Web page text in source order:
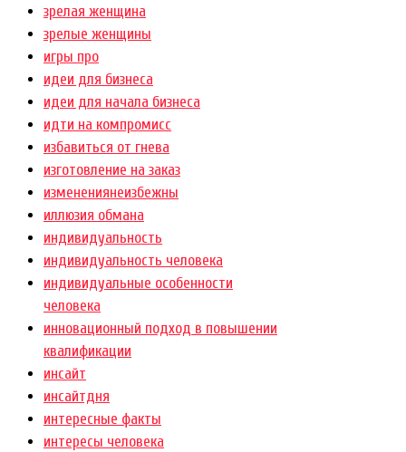
зрелая женщина
зрелые женщины
игры про
идеи для бизнеса
идеи для начала бизнеса
идти на компромисс
избавиться от гнева
изготовление на заказ
изменениянеизбежны
иллюзия обмана
индивидуальность
индивидуальность человека
индивидуальные особенности
человека
инновационный подход в повышении
квалификации
инсайт
инсайтдня
интересные факты
интересы человека